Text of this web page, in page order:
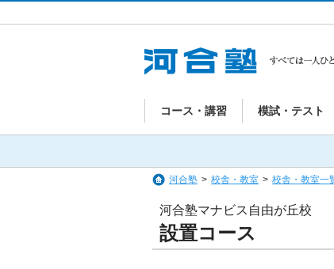
コース・講習 模試・テスト
河合塾 > 校舎・教室 > 校舎・教室一
設置コース
河合塾マナビス自由が丘校